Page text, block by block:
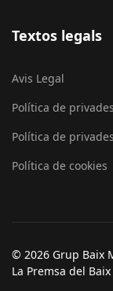
Textos legals
Avis Legal
Política de
Política de
Política de cookies
© 2026 Grup Baix
La Premsa del Baix